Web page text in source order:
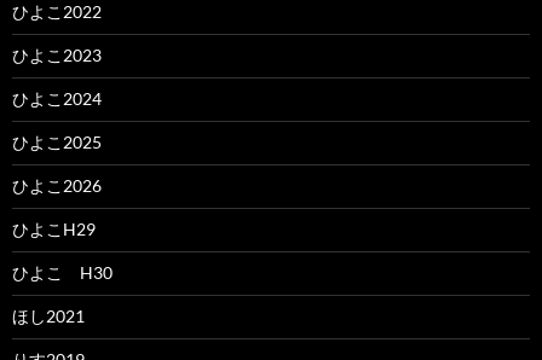
ひよこ2022
ひよこ2023
ひよこ2024
ひよこ2025
ひよこ2026
ひよこH29
ひよこ H30
ほし2021